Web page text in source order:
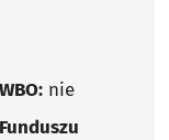
nie